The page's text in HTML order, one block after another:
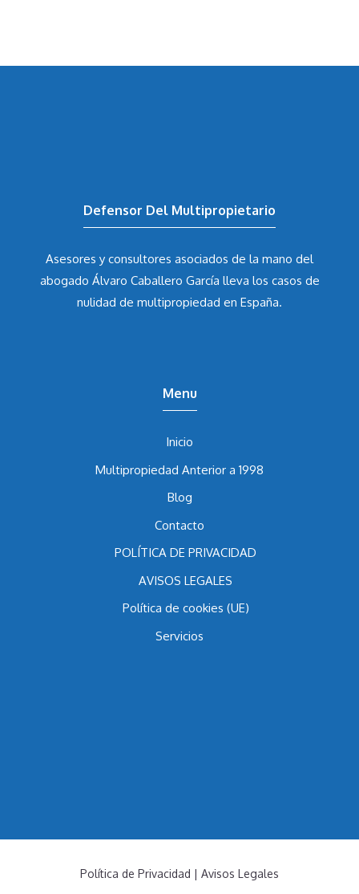
Asesores y consultores asociados de la mano del
abogado Álvaro Caballero Garcíalleva los casos de
Inicio
Multipropiedad Anterior a 1998
Blog
Contacto
POLÍTICA DE PRIVACIDAD
AVISOS LEGALES
Política de cookies (UE)